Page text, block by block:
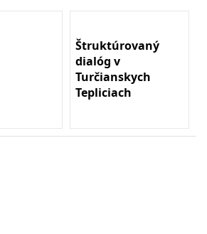
Štruktúrovaný
dialóg v
Turčianskych
Tepliciach